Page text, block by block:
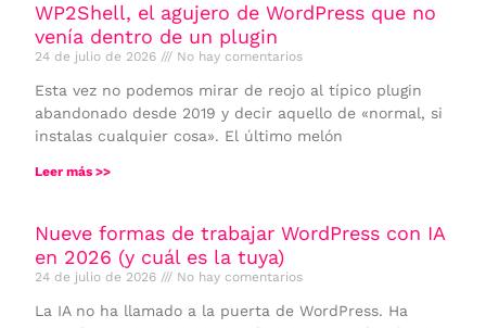
WP2Shell, el agujero de WordPress que no
venía dentro de un plugin
24 de julio de 2026 No hay comentarios
Esta vez no podemos mirar de reojo al típico plugin
abandonado desde 2019 y decir aquello de «normal, si
instalas cualquier cosa». El último melón
Leer más >>
Nueve formas de trabajar WordPress con IA
en 2026 (y cuál es la tuya)
24 de julio de 2026 No hay comentarios
La IA no ha llamado a la puerta de WordPress. Ha